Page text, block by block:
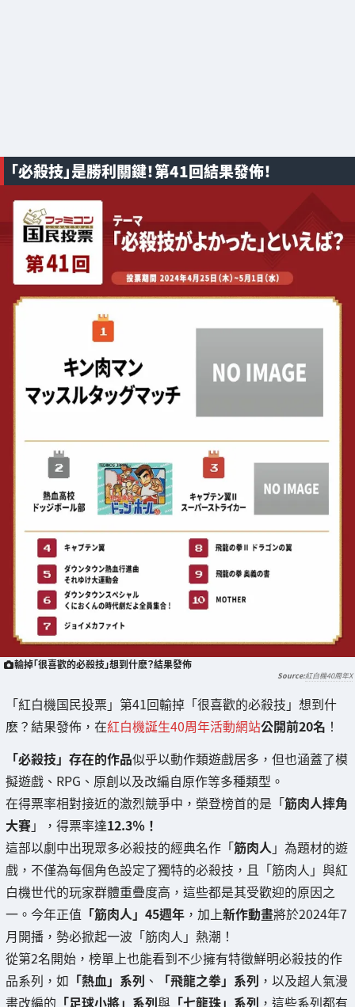
「必殺技」是勝利關鍵！第41回結果發佈！
輸掉「很喜歡的必殺技」想到什麽？結果發佈
紅白機40周年X
「紅白機国民投票」第41回輸掉「很喜歡的必殺技」想到什
麽？結果發佈，在紅白機誕生40周年活動網站公開前20名 ！
「必殺技」存在的作品似乎以動作類遊戲居多，但也涵蓋了模
擬遊戲、RPG、原創以及改編自原作等多種類型。
在得票率相對接近的激烈競爭中，榮登榜首的是「筋肉人摔角
大賽」，得票率達12.3％！
這部以劇中出現眾多必殺技的經典名作「筋肉人」為題材的遊
戲，不僅為每個角色設定了獨特的必殺技，且「筋肉人」與紅
白機世代的玩家群體重疊度高，這些都是其受歡迎的原因之
一。今年正值 「筋肉人」45週年 ，加上新作動畫將於2024年7
月開播，勢必掀起一波「筋肉人」熱潮！
從第2名開始，榜單上也能看到不少擁有特徵鮮明必殺技的作
品系列，如 「熱血」系列 、 「飛龍之拳」系列 ，以及超人氣漫
畫改編的 「足球小將」系列與 「七龍珠」系列 ，這些系列都有